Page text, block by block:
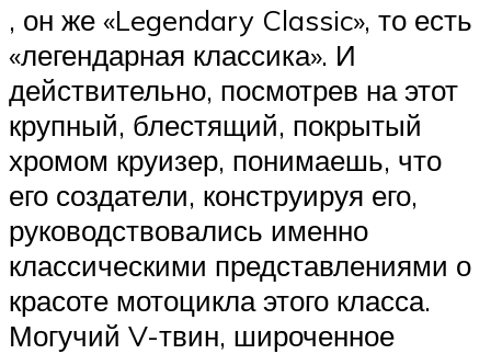
, он же «Legendary Classic», то есть
«легендарная классика». И
действительно, посмотрев на этот
крупный, блестящий, покрытый
хромом круизер, понимаешь, что
его создатели, конструируя его,
руководствовались именно
классическими представлениями о
красоте мотоцикла этого класса.
Могучий V-твин, широченное